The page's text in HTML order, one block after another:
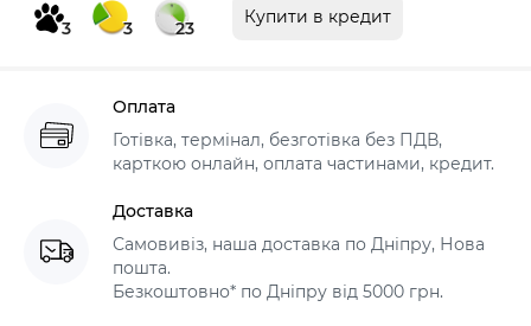
3 3 23
Купити в кредит
Оплата
Готівка, термінал, безготівка без ПДВ,
карткою онлайн, оплата частинами, кредит.
Доставка
Самовивіз, наша доставка по Дніпру, Нова
пошта.
Безкоштовно* по Дніпру від 5000 грн.